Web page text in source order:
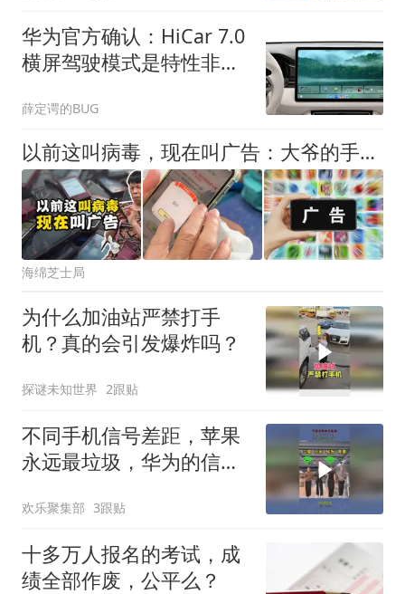
华为官方确认：HiCar 7.0
横屏驾驶模式是特性非
薛定谔的BUG
以前这叫病毒，现在叫广告：大爷的手机里，一个正常软件都没有了
海绵芝士局
为什么加油站严禁打手
机？真的会引发爆炸吗？
探谜未知世界 2跟贴
不同手机信号差距，苹果
永远最垃圾，华为的信号
欢乐聚集部 3跟贴
十多万人报名的考试，成
绩全部作废，公平么？